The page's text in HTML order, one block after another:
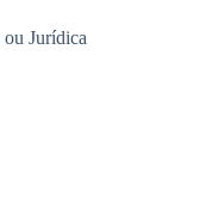
ou Jurídica